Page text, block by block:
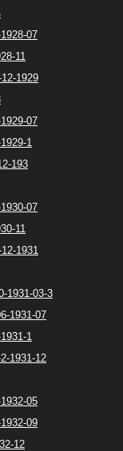
07
11
1929
07
1
193
07
11
1931
1931-03-3
1931-07
1
1931-12
05
09
12